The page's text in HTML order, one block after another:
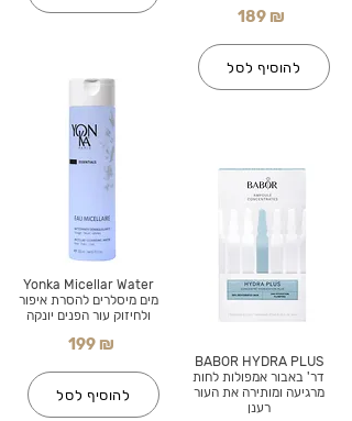
Yonka Micellar Water
מים מיסלרים להסרת איפור
ולחיזוק עור הפנים יונקה
199 ₪
להוסיף לסל
189 ₪
להוסיף לסל
BABOR HYDRA PLUS
דר' באבור אמפולות לחות
מרגיעה ומותירה את העור
רענן